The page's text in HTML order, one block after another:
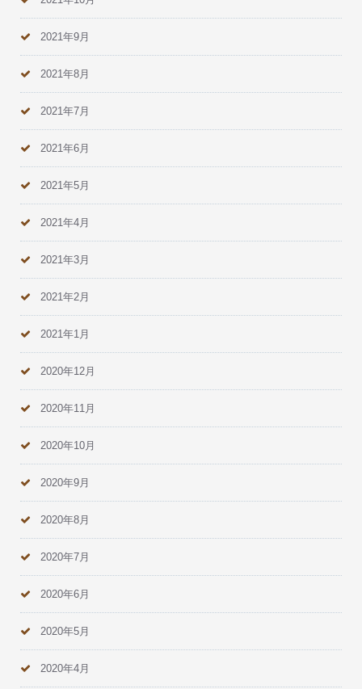
2021年9月
2021年8月
2021年7月
2021年6月
2021年5月
2021年4月
2021年3月
2021年2月
2021年1月
2020年12月
2020年11月
2020年10月
2020年9月
2020年8月
2020年7月
2020年6月
2020年5月
2020年4月